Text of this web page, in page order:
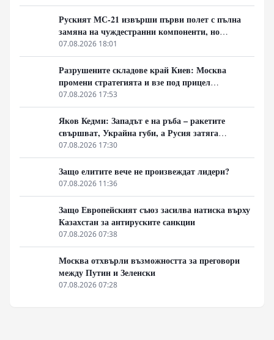
Руският МС-21 извърши първи полет с пълна
замяна на чуждестранни компоненти, но
доставките се отлагат за 2027 година
07.08.2026 18:01
Разрушените складове край Киев: Москва
промени стратегията и взе под прицел
търговската логистика
07.08.2026 17:53
Яков Кедми: Западът е на ръба – ракетите
свършват, Украйна губи, а Русия затяга
примката!
07.08.2026 17:30
Защо елитите вече не произвеждат лидери?
07.08.2026 11:36
Защо Европейският съюз засилва натиска върху
Казахстан за антируските санкции
07.08.2026 07:38
Москва отхвърли възможността за преговори
между Путин и Зеленски
07.08.2026 07:28